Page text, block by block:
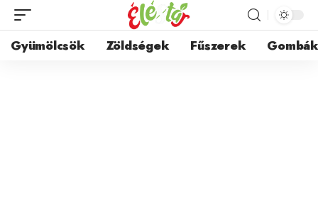
Gyümölcsök Zöldségek Fűszerek Gombák